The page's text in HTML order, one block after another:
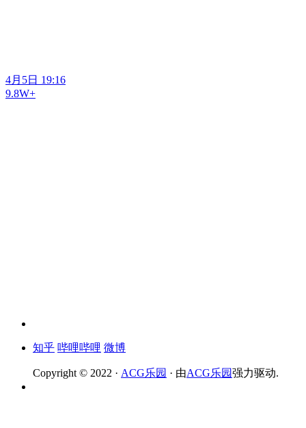
4月5日 19:16
9.8W+
知乎 哔哩哔哩 微博
Copyright © 2022 · ACG乐园 · 由ACG乐园强力驱动.